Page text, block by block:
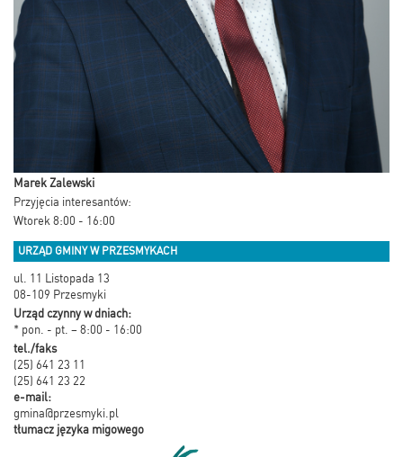
Marek Zalewski
Przyjęcia interesantów:
Wtorek 8:00 - 16:00
URZĄD GMINY W PRZESMYKACH
ul. 11 Listopada 13
08-109 Przesmyki
Urząd czynny w dniach:
* pon. - pt. – 8:00 - 16:00
tel./faks
(25) 641 23 11
(25) 641 23 22
e-mail:
gmina@przesmyki.pl
tłumacz języka migowego